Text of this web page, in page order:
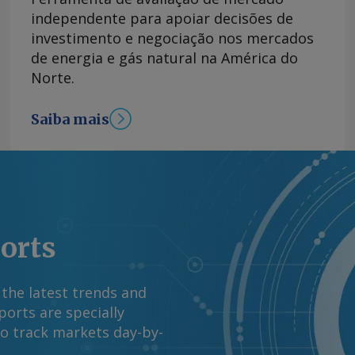
no Renovabio, 61
devidos de ciclos
enquadradas
com 29 nomes. A
contribuiu para
2025 para 82pc,
foi comemorado
como tímido,
abaixo do
nº 13.576/2017).
em 2025, de
avanço de preço
semanas
da decisão
independente para apoiar decisões de
investimento e negociação nos mercados
de energia e gás natural na América do
Norte.
Saiba mais
latest trends and
are specially
track markets day-by-